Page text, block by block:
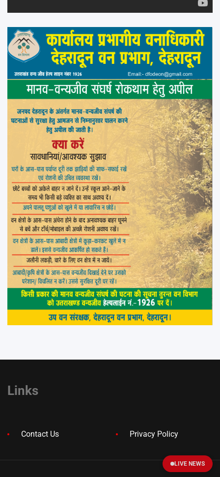
Links
Contact Us Privacy Policy
LIVE NEWS